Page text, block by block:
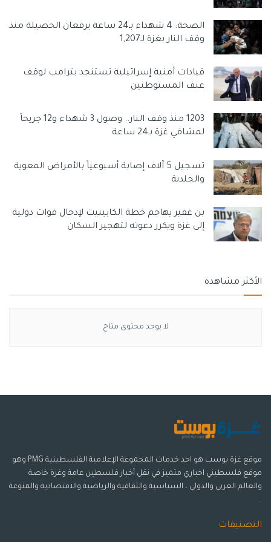
بصوت عالٍ.
يجب أن يبدو الأمر وكأنك تتحدث إلى المساعد الصوتي في هاتفك
– كما تأمل شركة OpenAI – وستكون الإجابات أفضل بفضل
التقنيات الجديدة التي تستخدمها الشركة.
وفقًا لشركة (OpenAI) يمكنك الآن استخدام صوتك للمشاركة
في محادثة متبادلة مع ChatGPT، إذ يمكنك التحدث معه أثناء
التنقل بسهولة، كما يمكنك استخدام هذه المزية لسرد قصص
ما قبل النوم، وحل المجادلات على مائدة العشاء، وقراءة
النصوص بصوت عالٍ.
فقط لمستخدمي نظامي التشغيل أندرويد و iOS، ولكن مزية
الصور ستكون متاحة في جميع الأنظمة.
تمنحك مزية تضمين صور في المطالبات للاستفسار عنها؛ المزيد
الروبوت حول ما هو مثير للاهتمام فيه، أو التقاط صورة لنبتة
العشاء التي يمكنك إعدادها من هذه المكونات، كما يمكنك طرح
وغير ذلك الكثير.
الرسم الموجودة في تطبيق الصور في جهازك للرسم على الصور
وتوضيح ما تستفسر عنه بالضبط.
الصحة: 4 شهداء بـ24 ساعة يرفعان الحصيلة منذ
وقف النار بغزة لـ1,207
قيادات أمنية إسرائيلية تستنجد بترامب لوقف
عنف المستوطنين
1203 منذ وقف النار.. وصول 3 شهداء و12 جريحاً
لمشافي غزة بـ24 ساعة
تسجيل 5 آلاف إصابة أسبوعياً بالأمراض المعوية
والجلدية
بن غفير يهاجم خطة الكابينيت لإدخال قوات دولية
إلى غزة ويكرر دعوته لتهجير السكان
الأكثر مشاهدة
لا يوجد محتوى متاح
موقع غزة بوست هو احد خدمات المجموعة الإعلامية الفلسطينية PMG وهو
موقع فلسطيني اخباري متميز في نقل أخبار فلسطين عامة وغزة خاصة
والعالم العربي والدولي ، السياسية والثقافية والرياضية والاقتصادية والمنوعة
.
التصنيفات